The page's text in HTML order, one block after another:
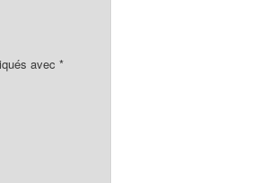
avec *